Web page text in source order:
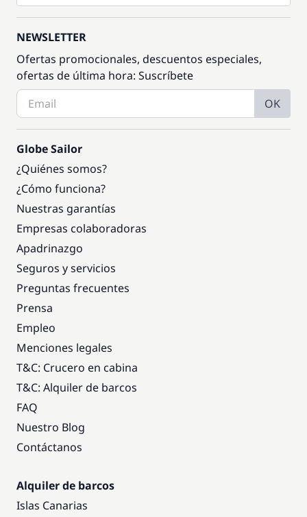
NEWSLETTER
Ofertas promocionales, descuentos especiales,
ofertas de última hora: Suscríbete
OK
Globe Sailor
¿Quiénes somos?
¿Cómo funciona?
Nuestras garantías
Empresas colaboradoras
Apadrinazgo
Seguros y servicios
Preguntas frecuentes
Prensa
Empleo
Menciones legales
T&C: Crucero en cabina
T&C: Alquiler de barcos
FAQ
Nuestro Blog
Contáctanos
Alquiler de barcos
Islas Canarias